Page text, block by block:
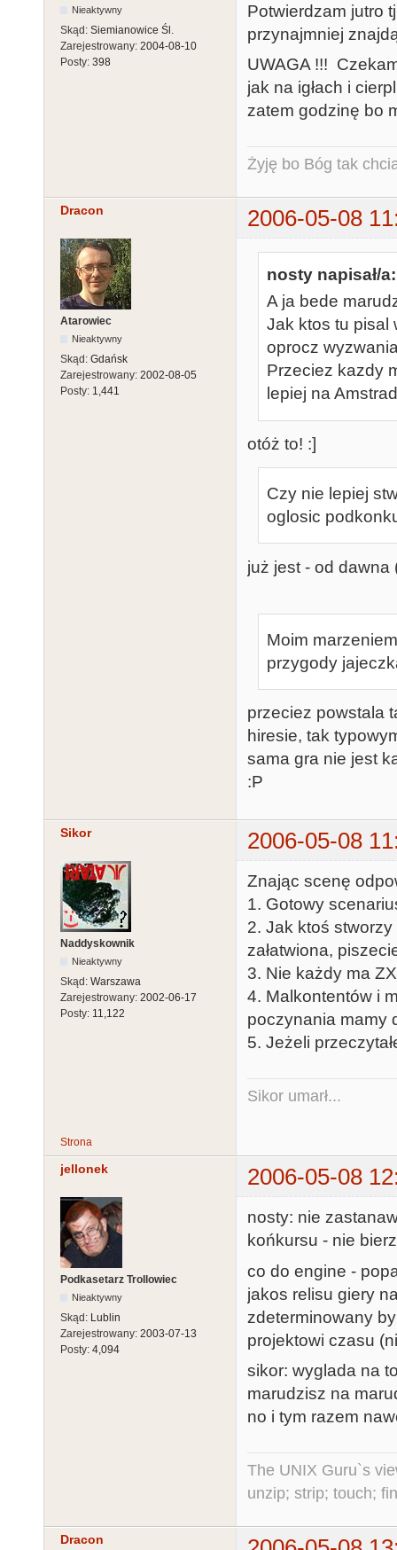
Nieaktywny
Skąd: Siemianowice Śl.
Zarejestrowany: 2004-08-10
Posty: 398
Potwierdzam jutro
przynajmniej
UWAGA !!!
jak na igłach i
zatem godzinę bo
Żyję bo Bóg tak
Dracon 2006-05-08
Atarowiec
Nieaktywny
Skąd: Gdańsk
Zarejestrowany: 2002-08-05
Posty: 1,441
nosty napisał/a:
A ja bede
Jak ktos tu pisal
oprocz
Przeciez kazdy
lepiej na
otóż to! :]
Czy nie lepiej
oglosic
już jest - od dawna
Moim
przygody
przeciez powstala
hiresie, tak
sama gra nie jest
:P
Sikor 2006-05-08
Naddyskownik
Nieaktywny
Skąd: Warszawa
Zarejestrowany: 2002-06-17
Posty: 11,122
Znając scenę
1. Gotowy
2. Jak ktoś
załatwiona,
3. Nie każdy ma
4. Malkontentów i
poczynania mamy
5. Jeżeli
Sikor umarł...
Strona
jellonek 2006-05-08
Podkasetarz Trollowiec
Nieaktywny
Skąd: Lublin
Zarejestrowany: 2003-07-13
Posty: 4,094
nosty: nie
końkursu - nie
co do engine -
jakos relisu giery
zdeterminowany
projektowi czasu
sikor: wyglada na
marudzisz na
no i tym razem
The UNIX Guru`s
unzip; strip; touch;
Dracon